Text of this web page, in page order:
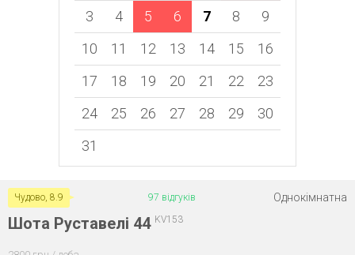
3
4 5 6 7 8
9
10
11 12 13 14 15
16
17
18 19 20 21 22
23
24
25 26 27 28 29
30
31
Чудово, 8.9 97 відгуків Однокімнатна
Шота Руставелі 44 KV153